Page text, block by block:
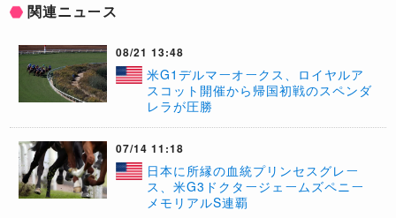
関連ニュース
08/21 13:48
米G1デルマーオークス、ロイヤルア
スコット開催から帰国初戦のスペンダ
レラが圧勝
07/14 11:18
日本に所縁の血統プリンセスグレー
ス、米G3ドクタージェームズペニー
メモリアルS連覇